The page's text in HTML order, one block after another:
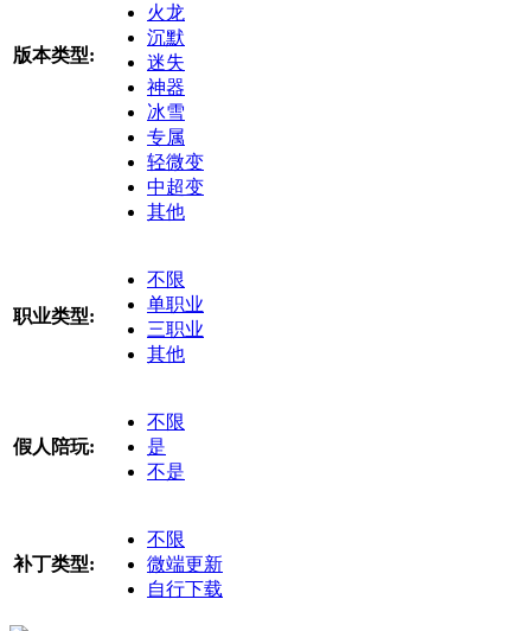
版本类型:
火龙
沉默
迷失
神器
冰雪
专属
轻微变
中超变
其他
职业类型:
不限
单职业
三职业
其他
假人陪玩:
不限
是
不是
补丁类型:
不限
微端更新
自行下载